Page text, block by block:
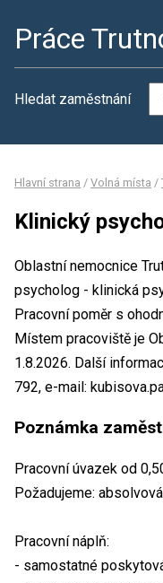
Práce
Hledat zaměstnání
Hlavní strana / Volná místa /
Klinický
Oblastní nemocnice
psycholog - klinická
Pracovní poměr s
Místem pracoviště je
1.8.2026. Další
792, e-mail:
Poznámka
Pracovní úvazek od
Požadujeme:
Pracovní náplň:
- samostatné